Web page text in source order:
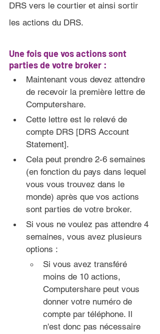
DRS vers le courtier et ainsi sortir
les actions du DRS.
Une fois que vos actions sont
parties de votre broker :
Maintenant vous devez attendre
de recevoir la première lettre de
Computershare.
Cette lettre est le relevé de
compte DRS [DRS Account
Statement].
Cela peut prendre 2-6 semaines
(en fonction du pays dans lequel
vous vous trouvez dans le
monde) après que vos actions
sont parties de votre broker.
Si vous ne voulez pas attendre 4
semaines, vous avez plusieurs
options :
Si vous avez transféré
moins de 10 actions,
Computershare peut vous
donner votre numéro de
compte par téléphone. Il
n'est donc pas nécessaire